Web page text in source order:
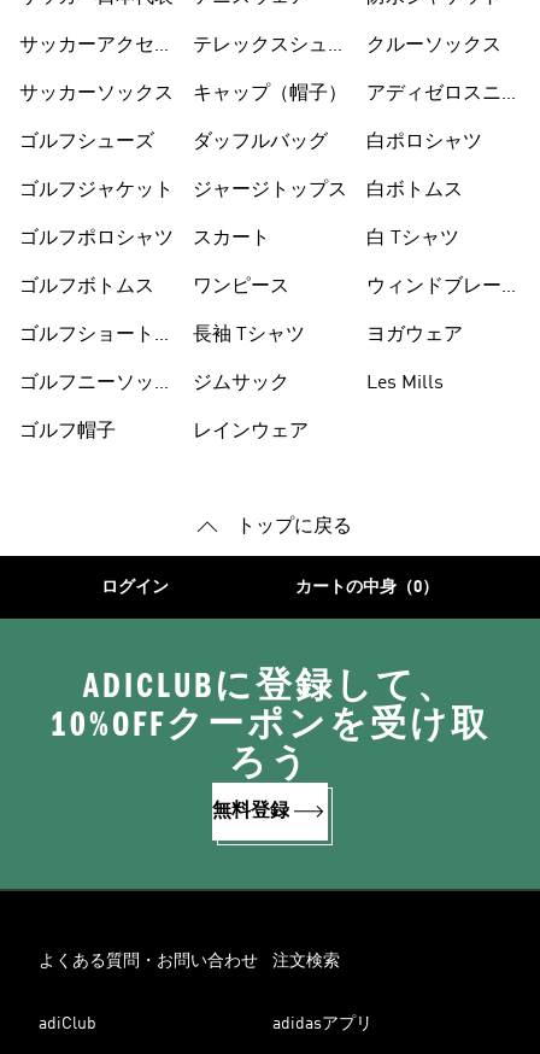
サッカーアクセサ
サッカーソックス
ゴルフシューズ
ゴルフジャケット
ゴルフポロシャツ
ゴルフボトムス
ゴルフショートパ
ゴルフニーソック
ゴルフ帽子
テレックスシュー
キャップ（帽子）
ダッフルバッグ
ジャージトップス
スカート
ワンピース
長袖 Tシャツ
ジムサック
レインウェア
クルーソックス
アディゼロスニー
白ポロシャツ
白ボトムス
白 Tシャツ
ウィンドブレーカ
ヨガウェア
Les Mills
トップに戻る
ログイン カートの中身（0）
ADICLUBに登録して、
10%OFFクーポンを受け取
ろう
無料登録
よくある質問・お問い合わせ 注文検索
adiClub adidasアプリ